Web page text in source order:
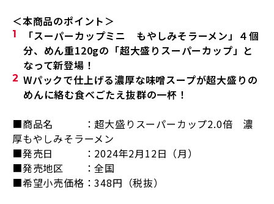
＜本商品のポイント＞
「スーパーカップミニ もやしみそラーメン」４個
分、めん重120gの「超大盛りスーパーカップ」と
なって新登場！
Wパックで仕上げる濃厚な味噌スープが超大盛りの
めんに絡む食べごたえ抜群の一杯！
■商品名 ：超大盛りスーパーカップ2.0倍 濃
厚もやしみそラーメン
■発売日 ： 2024年2月12日（月）
■発売地区 ：全国
■希望小売価格：348円（税抜）